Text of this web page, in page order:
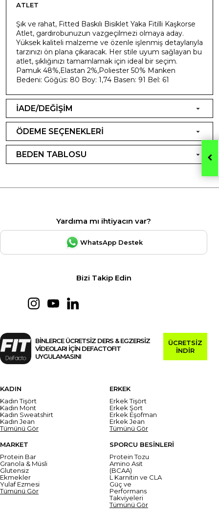
ATLET
Şık ve rahat, Fitted Baskılı Bisiklet Yaka Fitilli Kaşkorse
Atlet, gardırobunuzun vazgeçilmezi olmaya aday.
Yüksek kaliteli malzeme ve özenle işlenmiş detaylarıyla
tarzınızı ön plana çıkaracak. Her stile uyum sağlayan bu
atlet, şıklığınızı tamamlamak için ideal bir seçim.
Pamuk 48%,Elastan 2%,Poliester 50% Manken
Bedeni: Göğüs: 80 Boy: 1,74 Basen: 91 Bel: 61
İADE/DEĞİŞİM
ÖDEME SEÇENEKLERİ
BEDEN TABLOSU
Yardıma mı ihtiyacın var?
WhatsApp Destek
Bizi Takip Edin
BİNLERCE ÜCRETSİZ DERS & EGZERSİZ
VİDEOLARI İÇİN DEFACTOFIT
UYGULAMASINI
ÜCRETSİZ
İNDİR
KADIN
Kadın Tişört
Kadın Mont
Kadın Sweatshirt
Kadın Jean
Tümünü Gör
ERKEK
Erkek Tişört
Erkek Şort
Erkek Eşofman
Erkek Jean
Tümünü Gör
MARKET
Protein Bar
Granola & Müsli
Glutensiz
Ekmekler
Yulaf Ezmesi
Tümünü Gör
SPORCU BESİNLERİ
Protein Tozu
Amino Asit
(BCAA)
L Karnitin ve CLA
Güç ve
Performans
Takviyeleri
Tümünü Gör